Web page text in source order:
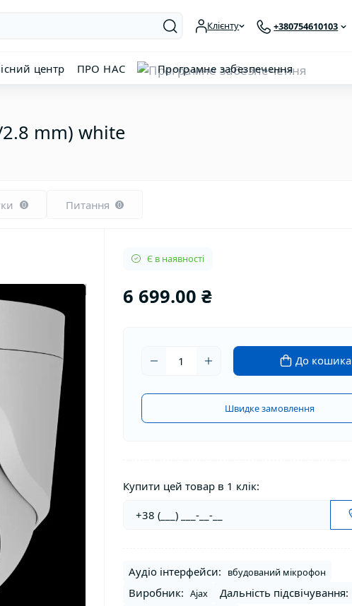
Клієнту +380754610103
центр ПРО НАС Програмне забезпечення
2.8 mm) white
0 Питання 0
Є в наявності
6 699.00 ₴
До кошика
Швидке замовлення
Купити цей товар в 1 клік:
Аудіо інтерфейси: вбудований мікрофон
Виробник: Ajax Дальність підсвічування: